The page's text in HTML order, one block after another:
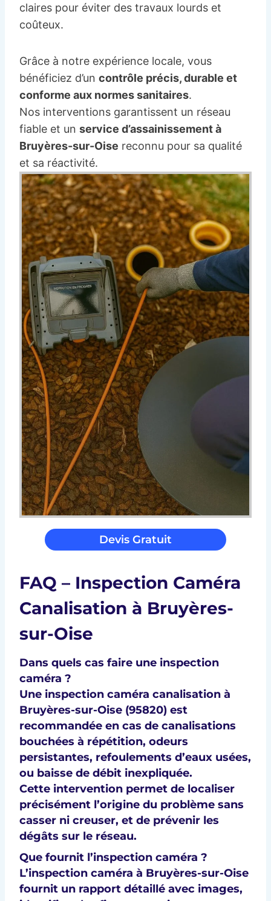
claires pour éviter des travaux lourds et
coûteux.
Grâce à notre expérience locale, vous
bénéficiez d’un contrôle précis, durable et
conforme aux normes sanitaires.
Nos interventions garantissent un réseau
fiable et un service d’assainissement à
Bruyères-sur-Oise reconnu pour sa qualité
et sa réactivité.
Devis Gratuit
FAQ – Inspection Caméra
Canalisation à Bruyères-
sur-Oise
Dans quels cas faire une inspection
caméra ?
Une inspection caméra canalisation à
Bruyères-sur-Oise (95820) est
recommandée en cas de canalisations
bouchées à répétition, odeurs
persistantes, refoulements d’eaux usées,
ou baisse de débit inexpliquée.
Cette intervention permet de localiser
précisément l’origine du problème sans
casser ni creuser, et de prévenir les
dégâts sur le réseau.
Que fournit l’inspection caméra ?
L’inspection caméra à Bruyères-sur-Oise
fournit un rapport détaillé avec images,